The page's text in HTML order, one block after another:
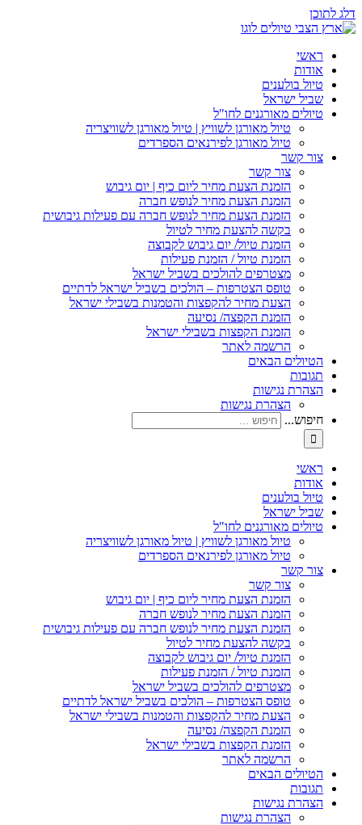
דלג לתוכן
ראשי
אודות
טיול בולענים
שביל ישראל
טיולים מאורגנים לחו"ל
טיול מאורגן לשוויץ | טיול מאורגן לשוויצריה
טיול מאורגן לפירנאים הספרדים
צור קשר
צור קשר
הזמנת הצעת מחיר ליום כיף | יום גיבוש
הזמנת הצעת מחיר לנופש חברה
הזמנת הצעת מחיר לנופש חברה עם פעילות גיבושית
בקשה להצעת מחיר לטיול
הזמנת טיול/ יום גיבוש לקבוצה
הזמנת טיול / הזמנת פעילות
מצטרפים להולכים בשביל ישראל
טופס הצטרפות – הולכים בשביל ישראל לדתיים
הצעת מחיר להקפצות והטמנות בשבילי ישראל
הזמנת הקפצה/ נסיעה
הזמנת הקפצות בשבילי ישראל
הרשמה לאתר
הטיולים הבאים
תגובות
הצהרת נגישות
הצהרת נגישות
חיפוש...
ראשי
אודות
טיול בולענים
שביל ישראל
טיולים מאורגנים לחו"ל
טיול מאורגן לשוויץ | טיול מאורגן לשוויצריה
טיול מאורגן לפירנאים הספרדים
צור קשר
צור קשר
הזמנת הצעת מחיר ליום כיף | יום גיבוש
הזמנת הצעת מחיר לנופש חברה
הזמנת הצעת מחיר לנופש חברה עם פעילות גיבושית
בקשה להצעת מחיר לטיול
הזמנת טיול/ יום גיבוש לקבוצה
הזמנת טיול / הזמנת פעילות
מצטרפים להולכים בשביל ישראל
טופס הצטרפות – הולכים בשביל ישראל לדתיים
הצעת מחיר להקפצות והטמנות בשבילי ישראל
הזמנת הקפצה/ נסיעה
הזמנת הקפצות בשבילי ישראל
הרשמה לאתר
הטיולים הבאים
תגובות
הצהרת נגישות
הצהרת נגישות